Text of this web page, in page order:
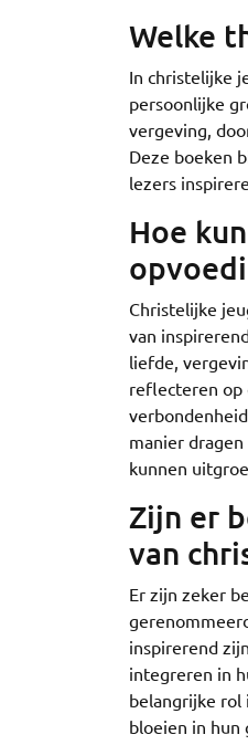
Welke
In christelijke
persoonlijke
vergeving,
Deze boeken
lezers
Hoe
Christelijke
van
liefde,
reflecteren op
manier
kunnen
Zijn er
van
Er zijn zeker
inspirerend
integreren in
belangrijke rol
bloeien in hun